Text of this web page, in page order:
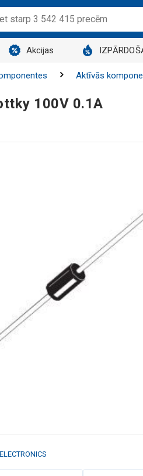
Akcijas
Aktīvās
100V 0.1A